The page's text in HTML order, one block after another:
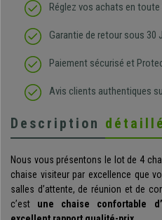
Réglez vos achats en
Garantie de retour sous 30
Paiement sécurisé et
Avis clients authentiques
Description
Nous vous présentons le lot de 4
chaise visiteur par excellence que
salles d’attente, de réunion et de
c’est une chaise confortable